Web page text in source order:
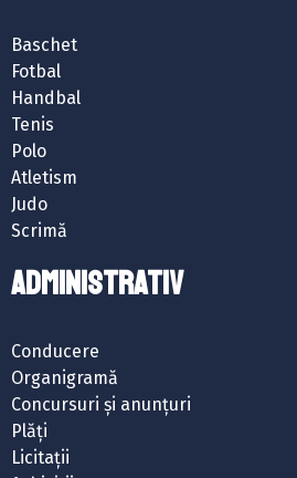
Baschet
Fotbal
Handbal
Tenis
Polo
Atletism
Judo
Scrimă
ADMINISTRATIV
Conducere
Organigramă
Concursuri și anunțuri
Plăți
Licitații